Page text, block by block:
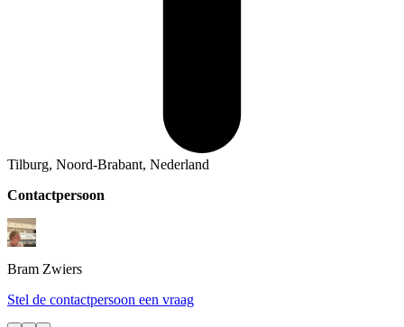
Tilburg, Noord-Brabant, Nederland
Contactpersoon
Bram Zwiers
Stel de contactpersoon een vraag